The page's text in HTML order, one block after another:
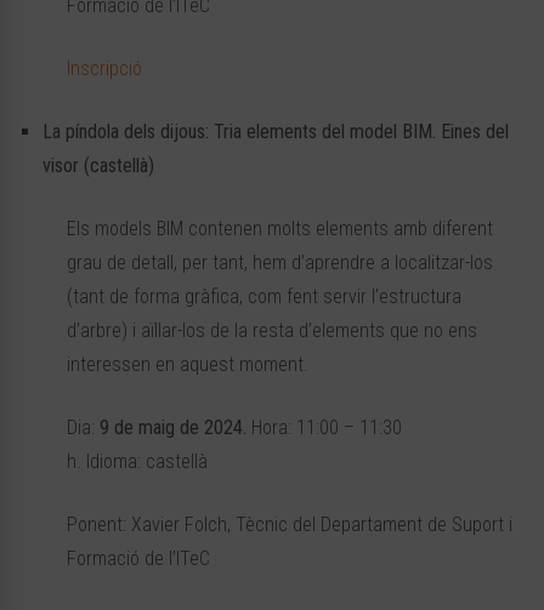
Formació de l’ITeC
Inscripció
La píndola dels dijous: Tria elements del model BIM. Eines del
visor (castellà)
Els models BIM contenen molts elements amb diferent
grau de detall, per tant, hem d’aprendre a localitzar-los
(tant de forma gràfica, com fent servir l’estructura
d’arbre) i aïllar-los de la resta d’elements que no ens
interessen en aquest moment.
Dia: 9 de maig de 2024. Hora: 11:00 – 11:30
h. Idioma: castellà
Ponent: Xavier Folch, Tècnic del Departament de Suport i
Formació de l’ITeC